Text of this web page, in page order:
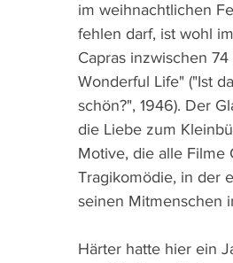
im weihnachtlichen
fehlen darf, ist wohl
Capras inzwischen 74
Wonderful Life" ("Ist
schön?", 1946). Der
die Liebe zum
Motive, die alle Filme
Tragikomödie, in der
seinen Mitmenschen
Härter hatte hier ein